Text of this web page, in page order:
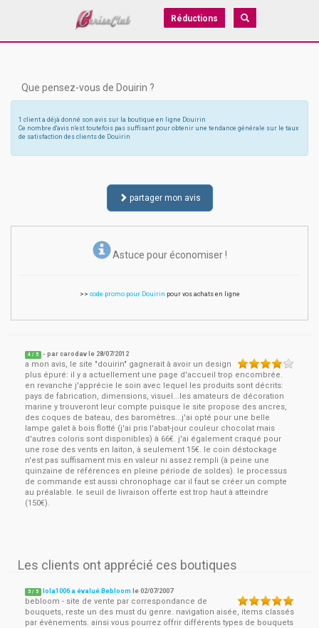
Réductions
Que pensez-vous de Douirin ?
1 client a déjà donné son avis sur la boutique en ligne Douirin
Ce nombre d'avis n'est toutefois pas suffisant pour obtenir une tendance générale sur le taux
de satisfaction des clients de Douirin
partager mon avis
Astuce pour économiser !
>> code promo pour Douirin pour vos achats en ligne
4 / 5 - parcarodav le 28/07/2012
a mon avis, le site "douirin" gagnerait à avoir un design
plus épuré: il y a actuellement une page d'accueil trop encombrée.
en revanche j'apprécie le soin avec lequel les produits sont décrits:
pays de fabrication, dimensions, visuel...les amateurs de décoration
marine y trouveront leur compte puisque le site propose des ancres,
des coques de bateau, des baromètres...j'ai opté pour une belle
lampe galet à bois flotté (j'ai pris l'abat-jour couleur chocolat mais
d'autres coloris sont disponibles) à 66€. j'ai également craqué pour
une rose des vents en laiton, à seulement 15€. le coin déstockage
n'est pas suffisament mis en valeur ni assez rempli (à peine une
quinzaine de références en pleine période de soldes). le processus
de commande est aussi chronophage car il faut se créer un compte
au préalable. le seuil de livraison offerte est trop haut à atteindre
(150€).
Les clients ont apprécié ces boutiques
5 / 5 lola1006 a évalué Bebloom le02/07/2007
bebloom - site de vente par correspondance de
bouquets, reste un des must du genre. navigation aisée, items classés
par évènements. ainsi vous pourrez offrir différents types de bouquets